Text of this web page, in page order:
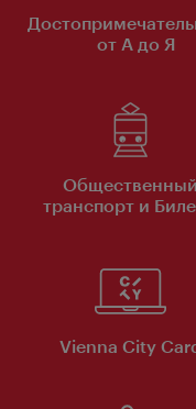
от А до Я
Общественный
транспорт и
Vienna City